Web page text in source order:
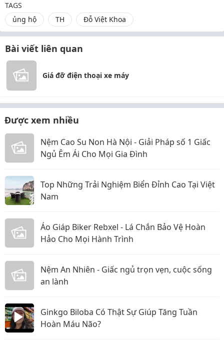
TAGS
ủng hộ
TH Đỗ Việt Khoa
Bài viết liên quan
Giá đỡ điện thoại xe máy
Được xem nhiều
Nệm Cao Su Non Hà Nội - Giải Pháp số 1 Giấc
Ngủ Êm Ái Cho Mọi Gia Đình
Top Những Trải Nghiệm Biển Đỉnh Cao Tại Việt
Nam
Áo Giáp Biker Rebxel - Lá Chắn Bảo Vệ Hoàn
Hảo Cho Mọi Hành Trình
Nệm An Nhiên - Giấc ngủ trọn vẹn, cuộc sống
an lành
Ginkgo Biloba Có Thật Sự Giúp Tăng Tuần
Hoàn Máu Não?